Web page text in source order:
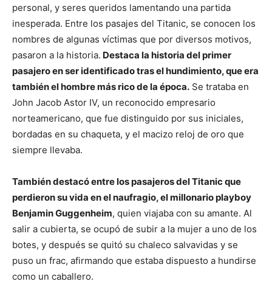
personal, y seres queridos lamentando una partida
inesperada. Entre los pasajes del Titanic, se conocen los
nombres de algunas víctimas que por diversos motivos,
pasaron a la historia. Destaca la historia del primer
pasajero en ser identificado tras el hundimiento, que era
también el hombre más rico de la época. Se trataba en
John Jacob Astor IV, un reconocido empresario
norteamericano, que fue distinguido por sus iniciales,
bordadas en su chaqueta, y el macizo reloj de oro que
siempre llevaba.
También destacó entre los pasajeros del Titanic que
perdieron su vida en el naufragio, el millonario playboy
Benjamin Guggenheim, quien viajaba con su amante. Al
salir a cubierta, se ocupó de subir a la mujer a uno de los
botes, y después se quitó su chaleco salvavidas y se
puso un frac, afirmando que estaba dispuesto a hundirse
como un caballero.